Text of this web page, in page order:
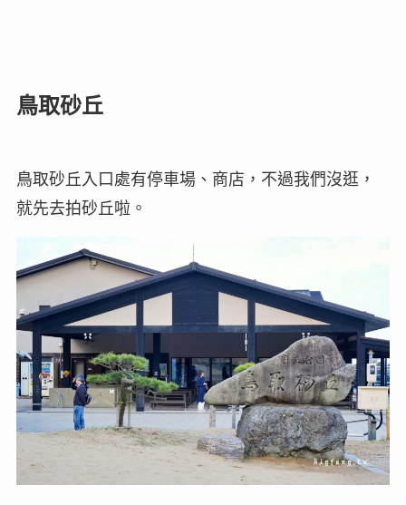
鳥取砂丘
鳥取砂丘入口處有停車場、商店，不過我們沒逛，
就先去拍砂丘啦。